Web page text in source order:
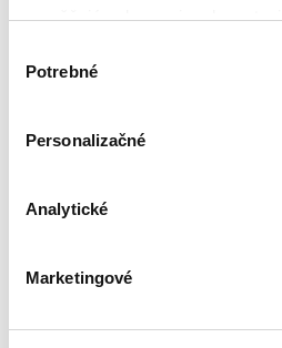
umožňujú zobrazenie
keby sme mohli používať
súhlasu
Potrebné
Personalizačné
Analytické
Marketingové